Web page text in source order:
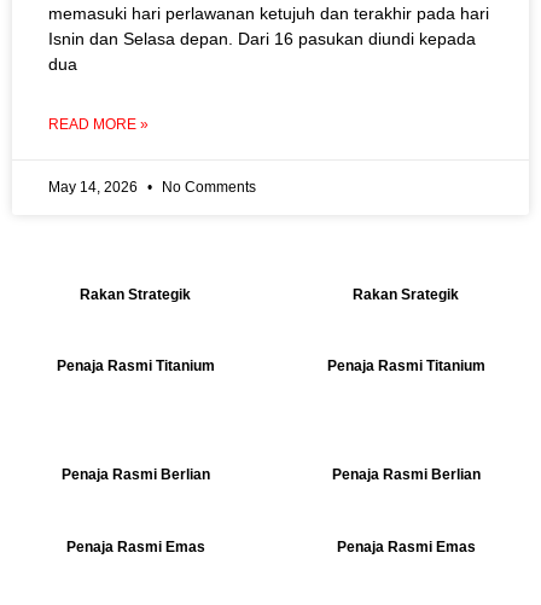
memasuki hari perlawanan ketujuh dan terakhir pada hari
Isnin dan Selasa depan. Dari 16 pasukan diundi kepada
dua
READ MORE »
May 14, 2026 No Comments
Rakan Strategik Rakan Srategik
Penaja Rasmi Titanium Penaja Rasmi Titanium
Penaja Rasmi Berlian Penaja Rasmi Berlian
Penaja Rasmi Emas Penaja Rasmi Emas